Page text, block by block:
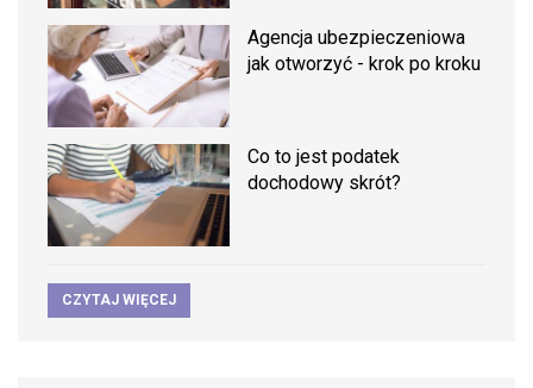
Agencja ubezpieczeniowa
jak otworzyć - krok po kroku
Co to jest podatek
dochodowy skrót?
CZYTAJ WIĘCEJ